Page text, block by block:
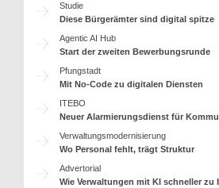
Studie
Diese Bürgerämter sind digital spitze
Agentic AI Hub
Start der zweiten Bewerbungsrunde
Pfungstadt
Mit No-Code zu digitalen Diensten
ITEBO
Neuer Alarmierungsdienst für
Verwaltungsmodernisierung
Wo Personal fehlt, trägt Struktur
Advertorial
Wie Verwaltungen mit KI schneller zu